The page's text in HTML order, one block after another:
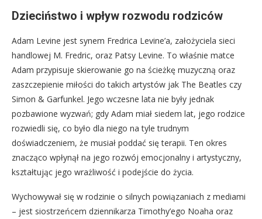
Dzieciństwo i wpływ rozwodu rodziców
Adam Levine jest synem Fredrica Levine’a, założyciela sieci
handlowej M. Fredric, oraz Patsy Levine. To właśnie matce
Adam przypisuje skierowanie go na ścieżkę muzyczną oraz
zaszczepienie miłości do takich artystów jak The Beatles czy
Simon & Garfunkel. Jego wczesne lata nie były jednak
pozbawione wyzwań; gdy Adam miał siedem lat, jego rodzice
rozwiedli się, co było dla niego na tyle trudnym
doświadczeniem, że musiał poddać się terapii. Ten okres
znacząco wpłynął na jego rozwój emocjonalny i artystyczny,
kształtując jego wrażliwość i podejście do życia.
Wychowywał się w rodzinie o silnych powiązaniach z mediami
– jest siostrzeńcem dziennikarza Timothy’ego Noaha oraz